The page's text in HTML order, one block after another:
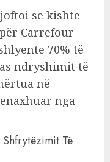
se kishte
Carrefour
70% të
ndryshimit të
në
nga